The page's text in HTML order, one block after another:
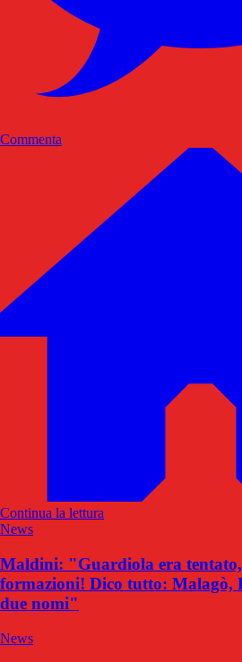
Commenta
Continua la lettura
News
Maldini: "Guardiola era tentato,
formazioni! Dico tutto: Malagò,
due nomi"
News